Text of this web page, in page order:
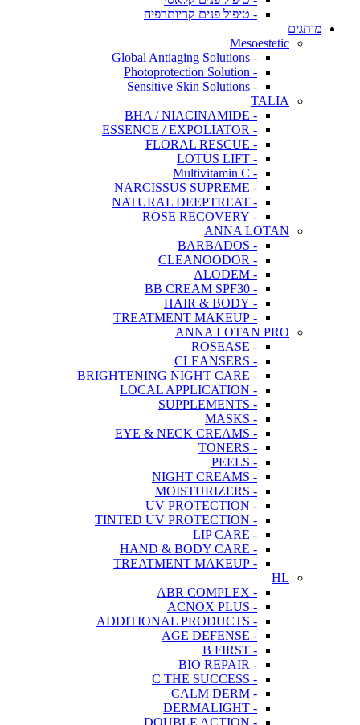
- טיפול פנים קריותרפיה
מותגים
Mesoestetic
- Global Antiaging Solutions
- Photoprotection Solution
- Sensitive Skin Solutions
TALIA
- BHA / NIACINAMIDE
- ESSENCE / EXPOLIATOR
- FLORAL RESCUE
- LOTUS LIFT
- Multivitamin C
- NARCISSUS SUPREME
- NATURAL DEEPTREAT
- ROSE RECOVERY
ANNA LOTAN
- BARBADOS
- CLEANOODOR
- ALODEM
- BB CREAM SPF30
- HAIR & BODY
- TREATMENT MAKEUP
ANNA LOTAN PRO
- ROSEASE
- CLEANSERS
- BRIGHTENING NIGHT CARE
- LOCAL APPLICATION
- SUPPLEMENTS
- MASKS
- EYE & NECK CREAMS
- TONERS
- PEELS
- NIGHT CREAMS
- MOISTURIZERS
- UV PROTECTION
- TINTED UV PROTECTION
- LIP CARE
- HAND & BODY CARE
- TREATMENT MAKEUP
HL
- ABR COMPLEX
- ACNOX PLUS
- ADDITIONAL PRODUCTS
- AGE DEFENSE
- B FIRST
- BIO REPAIR
- C THE SUCCESS
- CALM DERM
- DERMALIGHT
- DOUBLE ACTION